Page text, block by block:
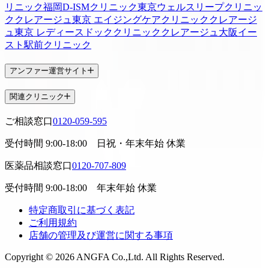
リニック福岡D-ISMクリニック東京ウェルスリープクリニッ
ク クレアージュ東京 エイジングケアクリニック クレアージ
ュ東京 レディースドッククリニック クレアージュ大阪イー
スト駅前クリニック
アンファー運営サイト
関連クリニック
ご相談窓口0120-059-595
受付時間 9:00-18:00 日祝・年末年始 休業
医薬品相談窓口0120-707-809
受付時間 9:00-18:00 年末年始 休業
特定商取引に基づく表記
ご利用規約
店舗の管理及び運営に関する事項
Copyright © 2026 ANGFA Co.,Ltd. All Rights Reserved.